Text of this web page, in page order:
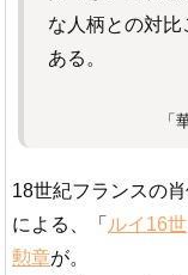
な人柄との対
ある。
「
18世紀フランスの肖
による、「 ルイ16世
勲章が。